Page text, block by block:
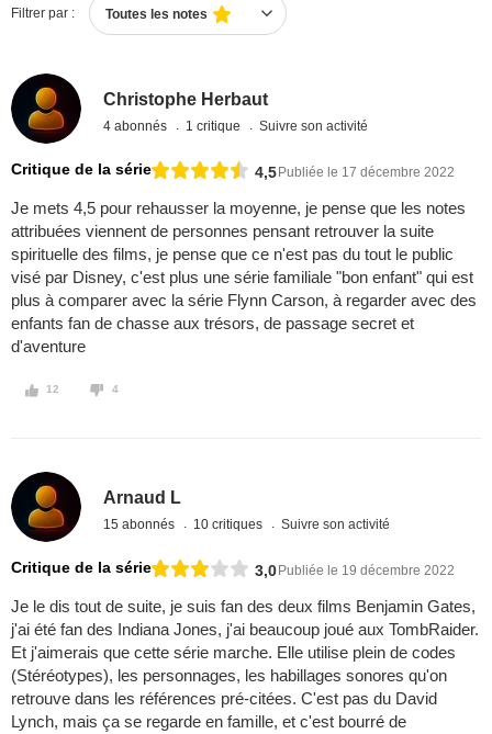
Filtrer par : Toutes les notes
Christophe Herbaut
4 abonnés 1 critique Suivre son activité
Critique de la série 4,5Publiée le 17 décembre 2022
Je mets 4,5 pour rehausser la moyenne, je pense que les notes
attribuées viennent de personnes pensant retrouver la suite
spirituelle des films, je pense que ce n'est pas du tout le public
visé par Disney, c'est plus une série familiale "bon enfant" qui est
plus à comparer avec la série Flynn Carson, à regarder avec des
enfants fan de chasse aux trésors, de passage secret et
d'aventure
12 4
Arnaud L
15 abonnés 10 critiques Suivre son activité
Critique de la série 3,0Publiée le 19 décembre 2022
Je le dis tout de suite, je suis fan des deux films Benjamin Gates,
j'ai été fan des Indiana Jones, j'ai beaucoup joué aux TombRaider.
Et j'aimerais que cette série marche. Elle utilise plein de codes
(Stéréotypes), les personnages, les habillages sonores qu'on
retrouve dans les références pré-citées. C'est pas du David
Lynch, mais ça se regarde en famille, et c'est bourré de